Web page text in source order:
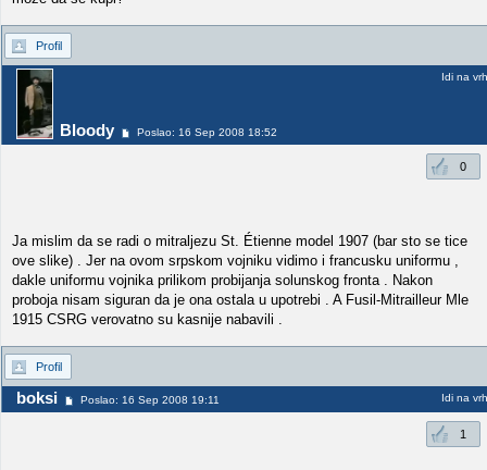
Profil
Bloody Poslao: 16 Sep 2008 18:52
Idi na vrh
0
Ja mislim da se radi o mitraljezu St. Étienne model 1907 (bar sto se tice
ove slike) . Jer na ovom srpskom vojniku vidimo i francusku uniformu ,
dakle uniformu vojnika prilikom probijanja solunskog fronta . Nakon
proboja nisam siguran da je ona ostala u upotrebi . A Fusil-Mitrailleur Mle
1915 CSRG verovatno su kasnije nabavili .
Profil
boksi Poslao: 16 Sep 2008 19:11 Idi na vrh
1